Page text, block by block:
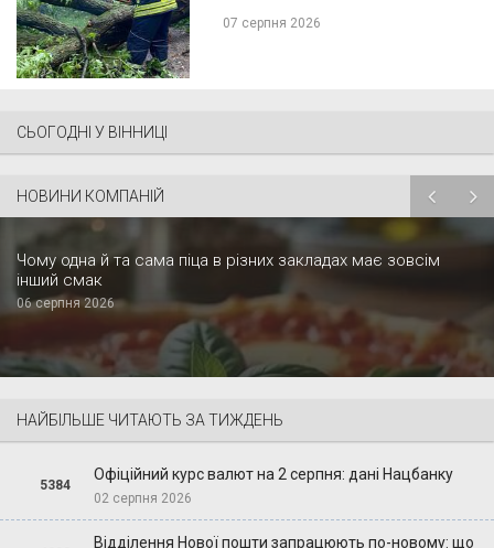
07 серпня 2026
СЬОГОДНІ У ВІННИЦІ
НОВИНИ КОМПАНІЙ
Чому одна й та сама піца в різних закладах має зовсім
інший смак
06 серпня 2026
НАЙБІЛЬШЕ ЧИТАЮТЬ ЗА ТИЖДЕНЬ
5384
Офіційний курс валют на 2 серпня: дані Нацбанку
02 серпня 2026
Відділення Нової пошти запрацюють по-новому: що